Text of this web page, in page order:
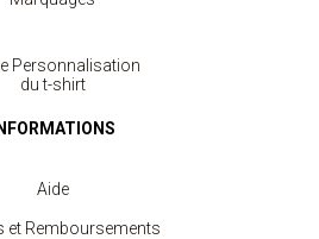
Personnalisation
du t-shirt
INFORMATIONS
Aide
et Remboursements